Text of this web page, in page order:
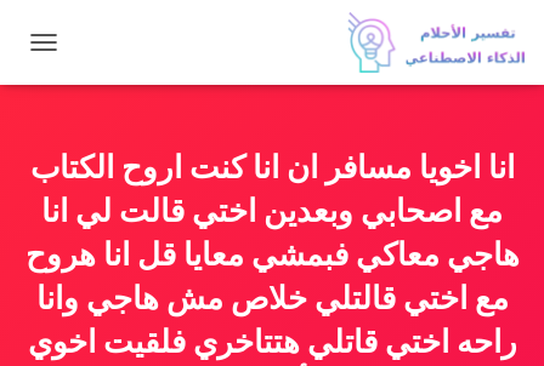
ب
ا
ل
ت
ق
انا اخويا مسافر ان انا كنت اروح الكتاب
مع اصحابي وبعدين اختي قالت لي انا
هاجي معاكي فبمشي معايا قل انا هروح
مع اختي قالتلي خلاص مش هاجي وانا
راحه اختي قاتلي هتتاخري فلقيت اخوي